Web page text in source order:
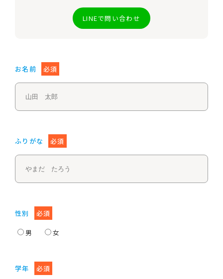
LINEで問い合わせ
お名前 必須
ふりがな 必須
性別 必須
男 女
学年 必須